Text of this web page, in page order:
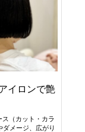
イロンで艶
（カット・カラ
ダメージ、広がり